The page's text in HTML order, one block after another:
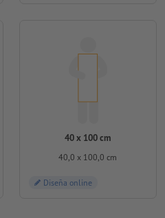
40 x 100 cm
40,0 x 100,0 cm
Diseña online